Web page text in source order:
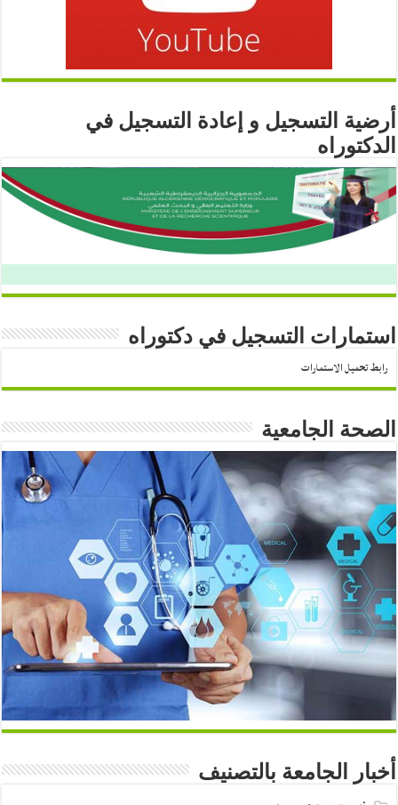
أرضية التسجيل و إعادة التسجيل في
الدكتوراه
استمارات التسجيل في دكتوراه
رابط تحميل الاستمارات
الصحة الجامعية
أخبار الجامعة بالتصنيف